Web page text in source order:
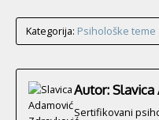
Kategorija: Psihološke teme
Autor:
Sertifikovani